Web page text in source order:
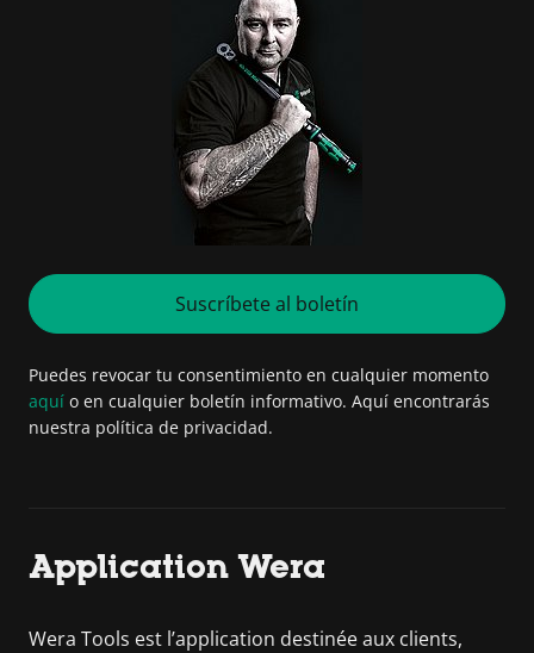
Suscríbete al boletín
Puedes revocar tu consentimiento en cualquier momento
aquí o en cualquier boletín informativo. Aquí encontrarás
nuestra política de privacidad.
Application Wera
Wera Tools est l’application destinée aux clients,